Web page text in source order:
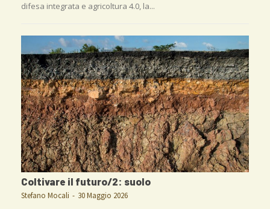
difesa integrata e agricoltura 4.0, la...
Coltivare il futuro/2: suolo
Stefano Mocali - 30 Maggio 2026